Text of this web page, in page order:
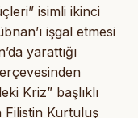
isimli ikinci
işgal etmesi
yarattığı
Kriz” başlıklı
Filistin Kurtuluş